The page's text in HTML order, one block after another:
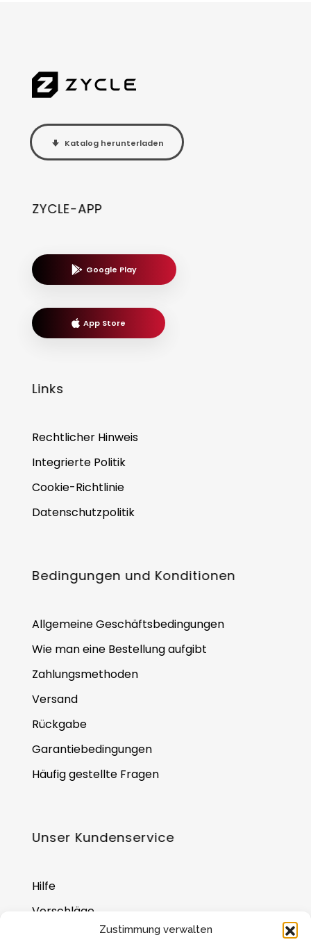
Zustimmung verwalten
Katalog herunterladen
ZYCLE-APP
Google Play
App Store
Links
Rechtlicher Hinweis
Integrierte Politik
Cookie-Richtlinie
Datenschutzpolitik
Bedingungen und Konditionen
Allgemeine Geschäftsbedingungen
Wie man eine Bestellung aufgibt
Zahlungsmethoden
Versand
Rückgabe
Garantiebedingungen
Häufig gestellte Fragen
Unser Kundenservice
Hilfe
Vorschläge
Wo Sie uns finden